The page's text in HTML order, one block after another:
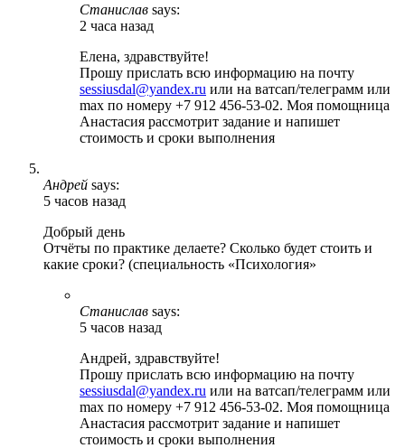
Станислав says:
2 часа назад
Елена, здравствуйте!
Прошу прислать всю информацию на почту
sessiusdal@yandex.ru или на ватсап/телеграмм или
max по номеру +7 912 456-53-02. Моя помощница
Анастасия рассмотрит задание и напишет
стоимость и сроки выполнения
Андрей says:
5 часов назад
Добрый день
Отчёты по практике делаете? Сколько будет стоить и
какие сроки? (специальность «Психология»
Станислав says:
5 часов назад
Андрей, здравствуйте!
Прошу прислать всю информацию на почту
sessiusdal@yandex.ru или на ватсап/телеграмм или
max по номеру +7 912 456-53-02. Моя помощница
Анастасия рассмотрит задание и напишет
стоимость и сроки выполнения